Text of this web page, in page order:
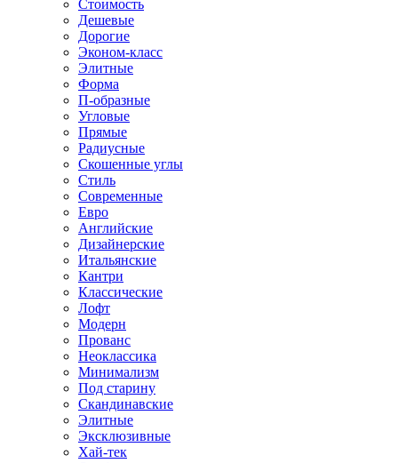
Стоимость
Дешевые
Дорогие
Эконом-класс
Элитные
Форма
П-образные
Угловые
Прямые
Радиусные
Скошенные углы
Стиль
Современные
Евро
Английские
Дизайнерские
Итальянские
Кантри
Классические
Лофт
Модерн
Прованс
Неоклассика
Минимализм
Под старину
Скандинавские
Элитные
Эксклюзивные
Хай-тек